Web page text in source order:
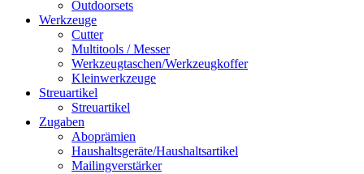
Outdoorsets
Werkzeuge
Cutter
Multitools / Messer
Werkzeugtaschen/Werkzeugkoffer
Kleinwerkzeuge
Streuartikel
Streuartikel
Zugaben
Aboprämien
Haushaltsgeräte/Haushaltsartikel
Mailingverstärker